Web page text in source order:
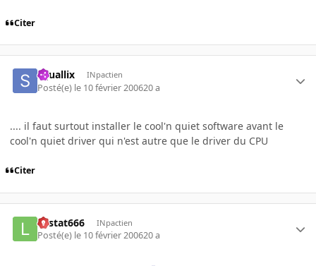
Citer
squallix INpactien
Posté(e) le 10 février 200620 a
.... il faut surtout installer le cool'n quiet software avant le
cool'n quiet driver qui n'est autre que le driver du CPU
Citer
Lestat666 INpactien
Posté(e) le 10 février 200620 a